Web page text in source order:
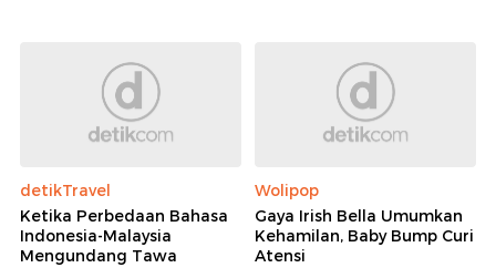
detikTravel
Ketika Perbedaan Bahasa
Indonesia-Malaysia
Mengundang Tawa
Wolipop
Gaya Irish Bella Umumkan
Kehamilan, Baby Bump Curi
Atensi